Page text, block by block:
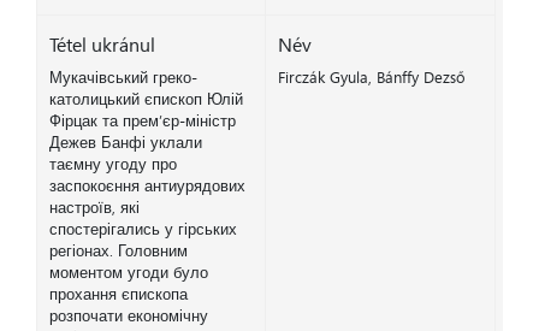
Tétel ukránul
Мукачівський греко-
католицький єпископ Юлій
Фірцак та прем’єр-міністр
Дежев Банфі уклали
таємну угоду про
заспокоєння антиурядових
настроїв, які
спостерігались у гірських
регіонах. Головним
моментом угоди було
прохання єпископа
розпочати економічну
Név
Firczák Gyula, Bánffy Dezső